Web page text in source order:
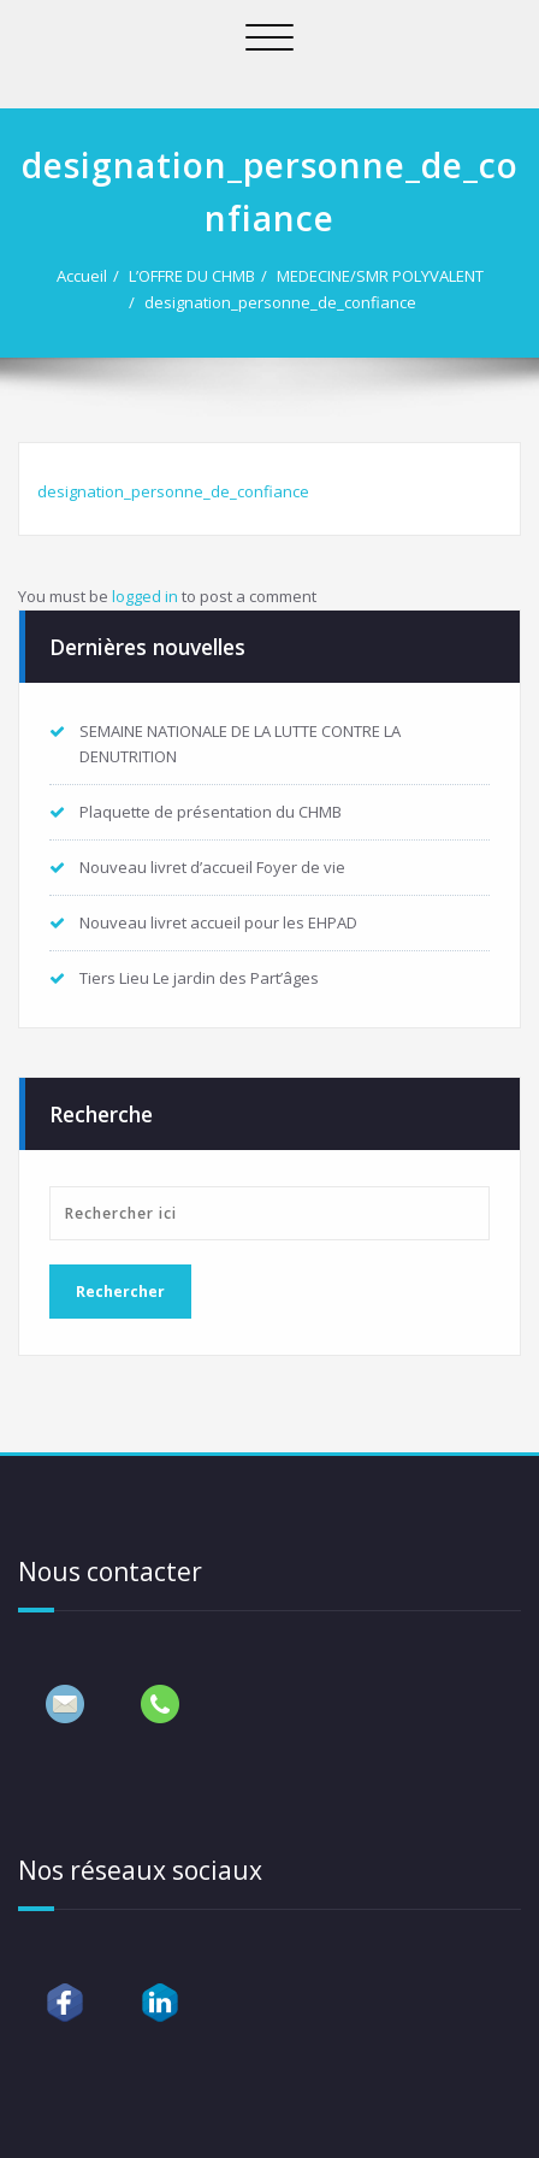
Afficher/masquer
designation_personne_de_co
nfiance
Accueil L’OFFRE DU CHMB
MEDECINE/SMR POLYVALENT
designation_personne_de_confiance
designation_personne_de_confiance
You must be logged in to post a comment
Dernières nouvelles
SEMAINE NATIONALE DE LA LUTTE CONTRE LA
DENUTRITION
Plaquette de présentation du CHMB
Nouveau livret d’accueil Foyer de vie
Nouveau livret accueil pour les EHPAD
Tiers Lieu Le jardin des Part’âges
Recherche
Nous contacter
Nos réseaux sociaux